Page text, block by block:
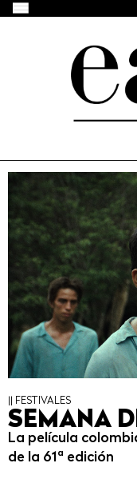
|| FESTIVALES
SEMANA
La película
de la 61ª edición